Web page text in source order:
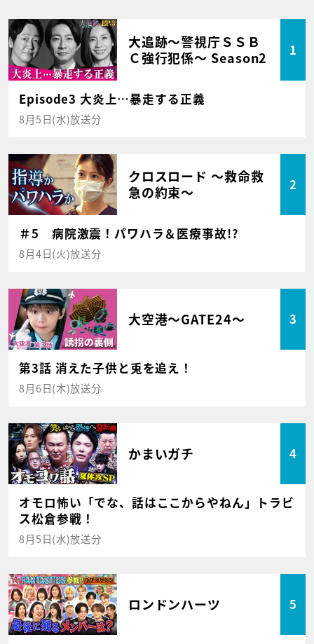
大追跡～警視庁ＳＳＢ
Ｃ強行犯係～ Season2
1
Episode3 大炎上…暴走する正義
8月5日(水)放送分
クロスロード ～救命救
急の約束～
2
＃5 病院激震！パワハラ＆医療事故!?
8月4日(火)放送分
大空港～GATE24～ 3
第3話 消えた子供と兎を追え！
8月6日(木)放送分
かまいガチ 4
オモロ怖い「でな、話はここからやねん」トラビ
ス松倉参戦！
8月5日(水)放送分
ロンドンハーツ 5